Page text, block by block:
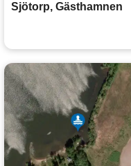
Sjötorp, Gästhamnen